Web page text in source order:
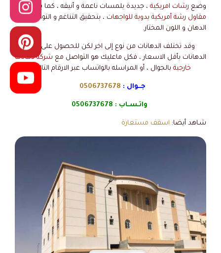
وضع رشات امريكية ، جديدة بلمسات ناعمة و أنيقه ، كما يقوم
مقاول رشة أمريكية يدوية للواجهات ، بتحقيق التناغم و التوازن بين
الدهان و اللون المختار.
وقد تختلف الدهانات من نوع إلى اخر لكن للحصول على أجود
الدهانات بأقل الاسعار ، فكل ماعليك هو التواصل مع شركة دهانات
خارجية بالجوال ، أو المراسله بالواتساب عبر الارقام التالية :
جــوال : 0506737678
واتـسـاب : 0506737678
شـاهد أيضا: اسقف مستعارة